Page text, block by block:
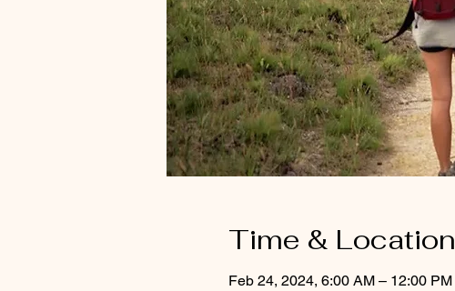
Time & Location
Feb 24, 2024, 6:00 AM – 12:00 PM